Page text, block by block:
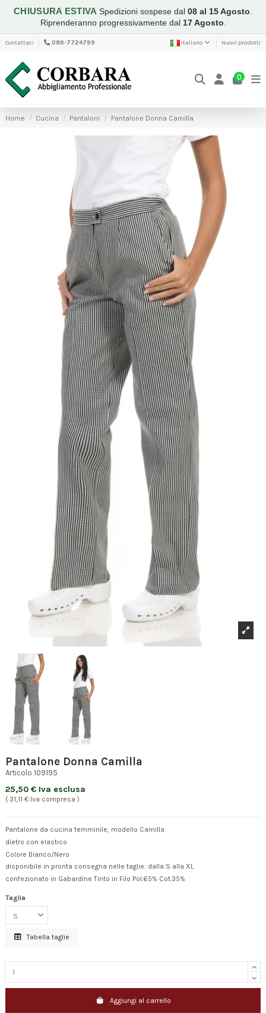
CHIUSURA ESTIVA Spedizioni sospese dal 08 al 15 Agosto
Riprenderanno progressivamente dal 17 Agosto
Contattaci 089-7724799 Italiano Nuovi prodotti
0
Home Cucina Pantaloni Pantalone Donna Camilla
Pantalone Donna Camilla
Articolo 109195
25,50 € Iva esclusa
( 31,11 € Iva compresa )
Pantalone da cucina femminile, modello Camilla
dietro con elastico
Colore Bianco/Nero
disponibile in pronta consegna nelle taglie: dalla S alla XL
confezionato in Gabardine Tinto in Filo Pol.65% Cot.35%
Taglia
Tabella taglie
Aggiungi al carrello